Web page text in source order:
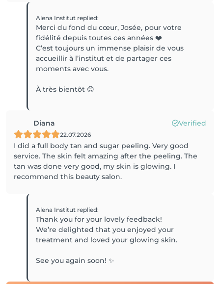
Alena Institut replied:
Merci du fond du cœur, Josée, pour votre
fidélité depuis toutes ces années ❤️
C’est toujours un immense plaisir de vous
accueillir à l’institut et de partager ces
moments avec vous.
Diana Verified
22.07.2026
I did a full body tan and sugar peeling. Very good
service. The skin felt amazing after the peeling. The
tan was done very good, my skin is glowing. I
recommend this beauty salon.
Alena Institut replied:
Thank you for your lovely feedback!
We’re delighted that you enjoyed your
treatment and loved your glowing skin.